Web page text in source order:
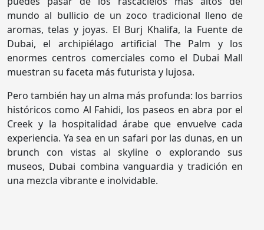
mundo al bullicio de un zoco tradicional lleno de
aromas, telas y joyas. El Burj Khalifa, la Fuente de
Dubai, el archipiélago artificial The Palm y los
enormes centros comerciales como el Dubai Mall
muestran su faceta más futurista y lujosa.
Pero también hay un alma más profunda: los barrios
históricos como Al Fahidi, los paseos en abra por el
Creek y la hospitalidad árabe que envuelve cada
experiencia. Ya sea en un safari por las dunas, en un
brunch con vistas al skyline o explorando sus
museos, Dubai combina vanguardia y tradición en
una mezcla vibrante e inolvidable.